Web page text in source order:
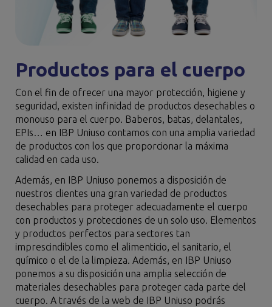
Productos para el cuerpo
Con el fin de ofrecer una mayor protección, higiene y
seguridad, existen infinidad de productos desechables o
monouso para el cuerpo. Baberos, batas, delantales,
EPIs… en IBP Uniuso contamos con una amplia variedad
de productos con los que proporcionar la máxima
calidad en cada uso.
Además, en IBP Uniuso ponemos a disposición de
nuestros clientes una gran variedad de productos
desechables para proteger adecuadamente el cuerpo
con productos y protecciones de un solo uso. Elementos
y productos perfectos para sectores tan
imprescindibles como el alimenticio, el sanitario, el
químico o el de la limpieza. Además, en IBP Uniuso
ponemos a su disposición una amplia selección de
materiales desechables para proteger cada parte del
cuerpo. A través de la web de IBP Uniuso podrás